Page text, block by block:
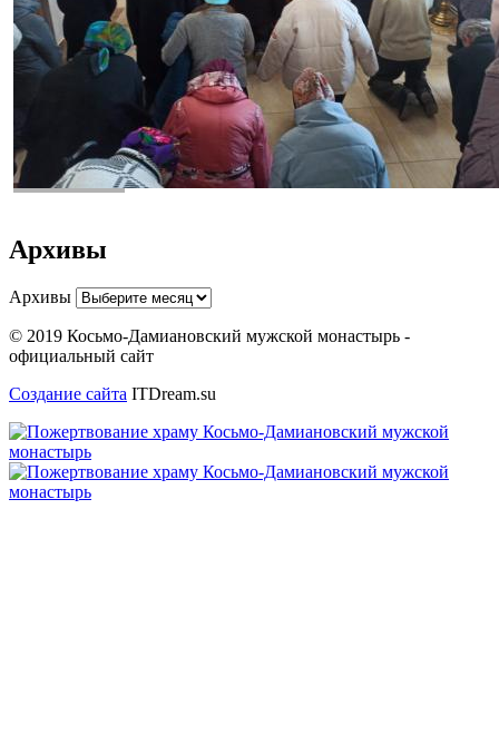
Архивы
Архивы
© 2019 Косьмо-Дамиановский мужской монастырь -
официальный сайт
Создание сайта ITDream.su